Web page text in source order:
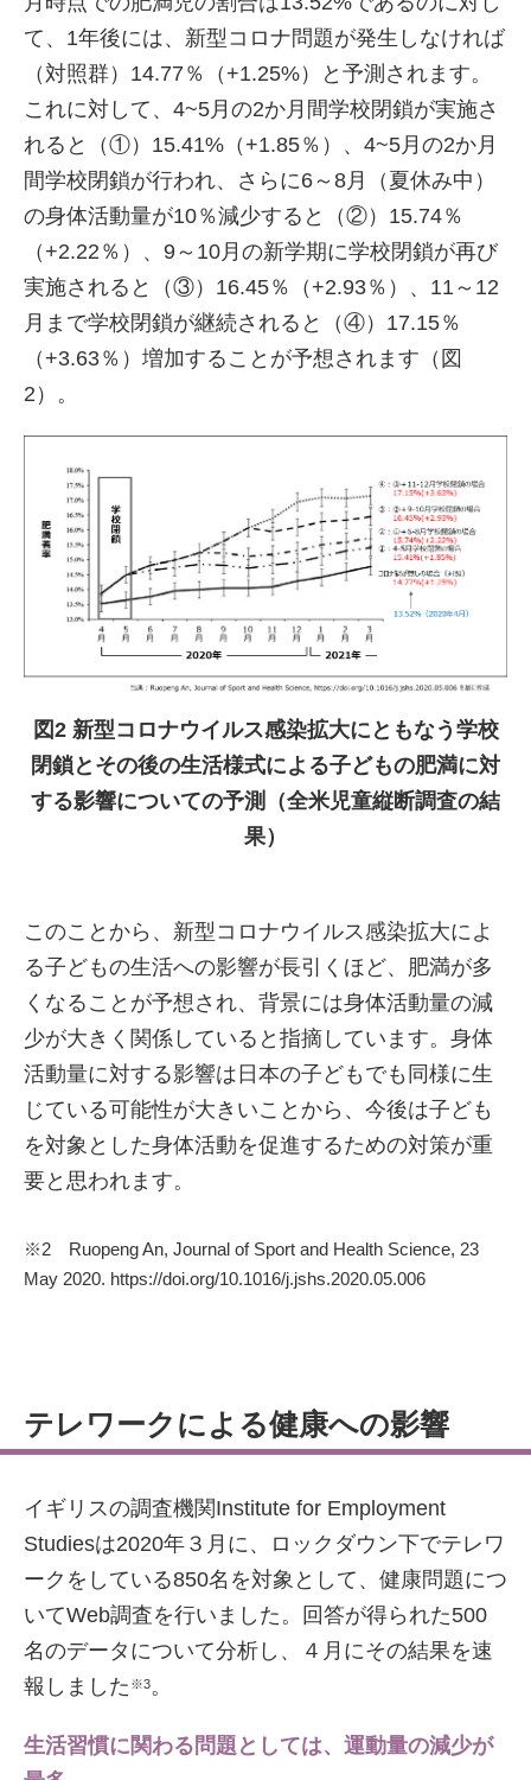
て、1年後には、新型コロナ問題が発生しなければ
（対照群）14.77％（+1.25%）と予測されます。
これに対して、4~5月の2か月間学校閉鎖が実施さ
れると（①）15.41%（+1.85％）、4~5月の2か月
間学校閉鎖が行われ、さらに6～8月（夏休み中）
の身体活動量が10％減少すると（②）15.74％
（+2.22％）、9～10月の新学期に学校閉鎖が再び
実施されると（③）16.45％（+2.93％）、11～12
月まで学校閉鎖が継続されると（④）17.15％
（+3.63％）増加することが予想されます（図
2）。
図2 新型コロナウイルス感染拡大にともなう学校
閉鎖とその後の生活様式による子どもの肥満に対
する影響についての予測（全米児童縦断調査の結
果）
このことから、新型コロナウイルス感染拡大によ
る子どもの生活への影響が長引くほど、肥満が多
くなることが予想され、背景には身体活動量の減
少が大きく関係していると指摘しています。身体
活動量に対する影響は日本の子どもでも同様に生
じている可能性が大きいことから、今後は子ども
を対象とした身体活動を促進するための対策が重
要と思われます。
※2 Ruopeng An, Journal of Sport and Health Science, 23
May 2020. https://doi.org/10.1016/j.jshs.2020.05.006
テレワークによる健康への影響
イギリスの調査機関Institute for Employment
Studiesは2020年３月に、ロックダウン下でテレワ
ークをしている850名を対象として、健康問題につ
いてWeb調査を行いました。回答が得られた500
名のデータについて分析し、４月にその結果を速
報しました ※3。
生活習慣に関わる問題としては、運動量の減少が